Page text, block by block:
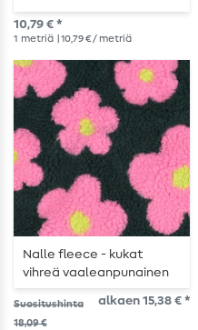
10,79 € *
1 metriä | 10,79 € / metriä
Nalle fleece - kukat
vihreä vaaleanpunainen
Suositushinta
18,09 €
alkaen 15,38 € *